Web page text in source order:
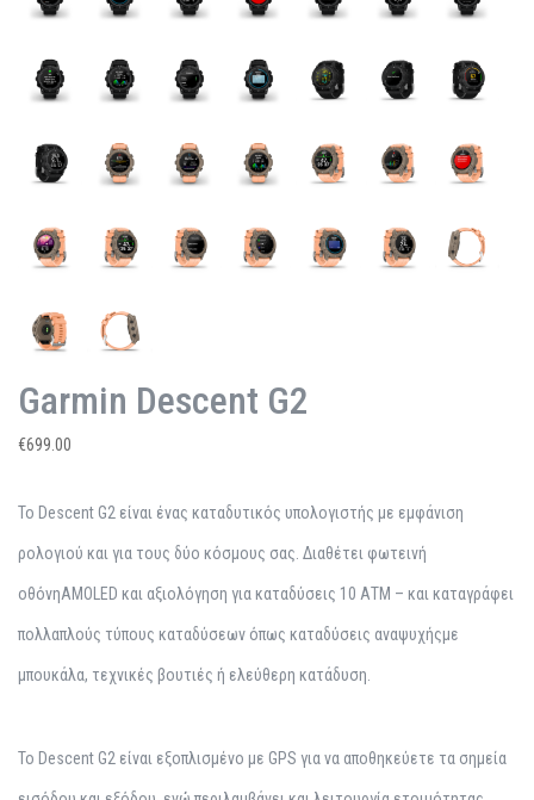
Garmin Descent G2
€699.00
Το Descent G2 είναι ένας καταδυτικός υπολογιστής με εμφάνιση
ρολογιού και για τους δύο κόσμους σας. Διαθέτει φωτεινή
οθόνηAMOLED και αξιολόγηση για καταδύσεις 10 ΑΤΜ – και καταγράφει
πολλαπλούς τύπους καταδύσεων όπως καταδύσεις αναψυχήςμε
μπουκάλα, τεχνικές βουτιές ή ελεύθερη κατάδυση.
Το Descent G2 είναι εξοπλισμένο με GPS για να αποθηκεύετε τα σημεία